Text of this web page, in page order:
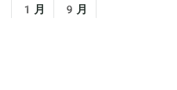
1 月 9 月